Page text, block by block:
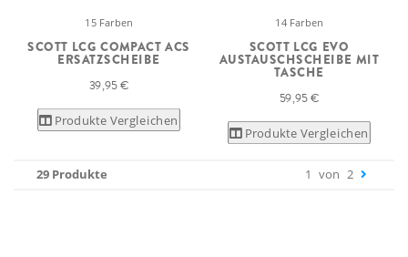
15 Farben
SCOTT LCG COMPACT ACS
ERSATZSCHEIBE
39,95 €
Produkte Vergleichen
14 Farben
SCOTT LCG EVO
AUSTAUSCHSCHEIBE MIT
TASCHE
59,95 €
Produkte Vergleichen
29 Produkte 1 von 2